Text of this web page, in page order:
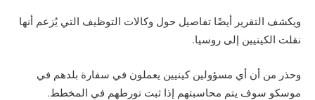
ويكشف التقرير أيضًا تفاصيل حول وكالات التوظيف التي يُزعم أنها
نقلت الكينيين إلى روسيا.
وحذر من أن أي مسؤولين كينيين يعملون في سفارة بلدهم في
موسكو سوف يتم محاسبتهم إذا ثبت تورطهم في المخطط.